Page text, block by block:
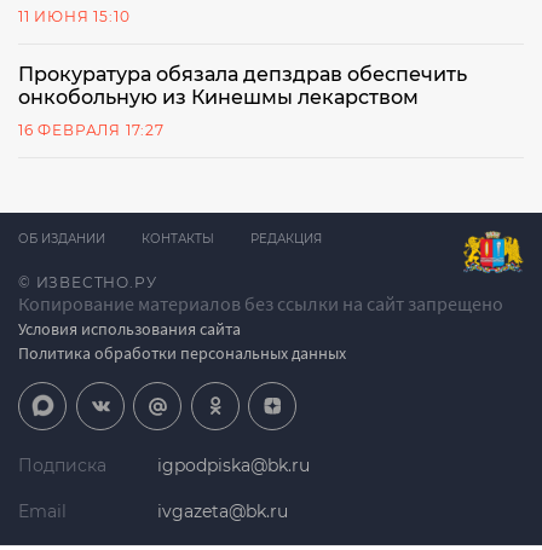
11 ИЮНЯ 15:10
Прокуратура обязала депздрав обеспечить
онкобольную из Кинешмы лекарством
16 ФЕВРАЛЯ 17:27
© ИЗВЕСТНО.РУ
Копирование материалов без ссылки на сайт запрещено
Условия использования сайта
Политика обработки персональных данных
ОБ ИЗДАНИИ КОНТАКТЫ РЕДАКЦИЯ
Подписка igpodpiska@bk.ru
Email ivgazeta@bk.ru